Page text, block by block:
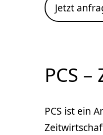
Jetzt
PCS
PCS ist ein